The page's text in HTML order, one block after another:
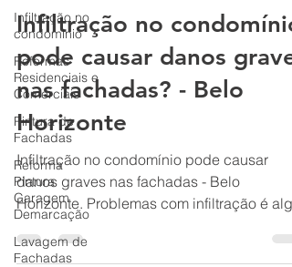
Infiltração no
condomínio
Reformas
Residenciais e
Comerciais
Pintura de
Fachadas
Reforma
Pintura
Garagem
Demarcação
Lavagem de
Fachadas
Infiltração no condomínio
Infiltração no condomínio
pode causar danos
nas fachadas? - Belo
Horizonte
Infiltração no condomínio pode causar
danos graves nas fachadas - Belo
muito comum nas fachadas